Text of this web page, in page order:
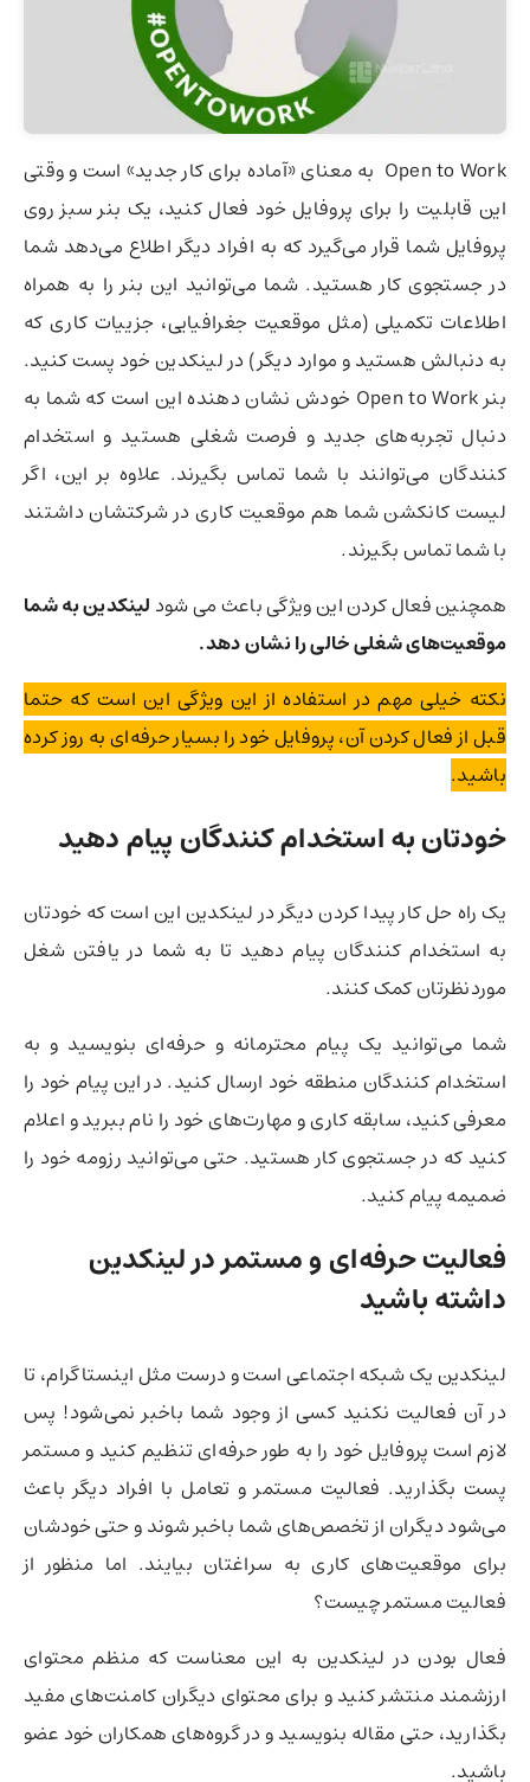
Open to Work به معنای «آماده برای کار جدید»‌ است و وقتی
این قابلیت را برای پروفایل خود فعال کنید،‌ یک بنر سبز روی
پروفایل شما قرار می‌گیرد که به افراد دیگر اطلاع می‌دهد شما
در جستجوی کار هستید. شما می‌توانید این بنر را به همراه
اطلاعات تکمیلی (مثل موقعیت جغرافیایی،‌ جزییات کاری که
به دنبالش هستید و موارد دیگر)‌ در لینکدین خود پست کنید.
بنر Open to Work خودش نشان دهنده این است که شما به
دنبال تجربه‌های جدید و فرصت شغلی هستید و استخدام
کنندگان می‌توانند با شما تماس بگیرند. علاوه بر این، اگر
لیست کانکشن شما هم موقعیت کاری در شرکتشان داشتند
با شما تماس بگیرند.
همچنین فعال کردن این ویژگی باعث می شود لینکدین به شما
موقعیت‌های شغلی خالی را نشان دهد.
نکته خیلی مهم در استفاده از این ویژگی این است که حتما
قبل از فعال کردن آن،‌ پروفایل خود را بسیار حرفه‌ای به روز کرده
باشید.
خودتان به استخدام کنندگان پیام دهید
یک راه حل کار پیدا کردن دیگر در لینکدین این است که خودتان
به استخدام کنندگان پیام دهید تا به شما در یافتن شغل
موردنظرتان کمک کنند.
شما می‌توانید یک پیام محترمانه و حرفه‌ای بنویسید و به
استخدام کنندگان منطقه خود ارسال کنید. در این پیام خود را
معرفی کنید،‌ سابقه کاری و مهارت‌های خود را نام ببرید و اعلام
کنید که در جستجوی کار هستید. حتی می‌توانید رزومه خود را
ضمیمه پیام کنید.
فعالیت حرفه‌ای و مستمر در لینکدین
داشته باشید
لینکدین یک شبکه اجتماعی است و درست مثل اینستاگرام،‌ تا
در آن فعالیت نکنید کسی از وجود شما باخبر نمی‌شود! پس
لازم است پروفایل خود را به طور حرفه‌ای تنظیم کنید و مستمر
پست بگذارید. فعالیت مستمر و تعامل با افراد دیگر باعث
می‌شود دیگران از تخصص‌های شما باخبر شوند و حتی خودشان
برای موقعیت‌های کاری به سراغتان بیایند. اما منظور از
فعالیت مستمر چیست؟
فعال بودن در لینکدین به این معناست که منظم محتوای
ارزشمند منتشر کنید و برای محتوای دیگران کامنت‌های مفید
بگذارید،‌ حتی مقاله بنویسید و‌ در گروه‌های همکاران خود عضو
باشید.